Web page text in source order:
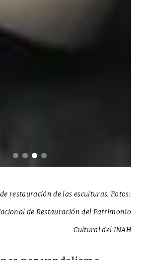
restauración de las esculturas. Fotos:
de Restauración del Patrimonio
Cultural del INAH